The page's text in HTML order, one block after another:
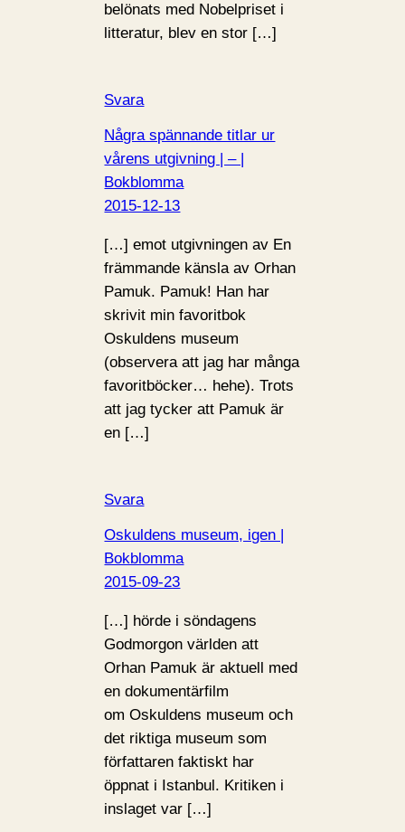
belönats med Nobelpriset i
litteratur, blev en stor […]
Svara
Några spännande titlar ur
vårens utgivning | – |
Bokblomma
2015-12-13
[…] emot utgivningen av En
främmande känsla av Orhan
Pamuk. Pamuk! Han har
skrivit min favoritbok
Oskuldens museum
(observera att jag har många
favoritböcker… hehe). Trots
att jag tycker att Pamuk är
en […]
Svara
Oskuldens museum, igen |
Bokblomma
2015-09-23
[…] hörde i söndagens
Godmorgon världen att
Orhan Pamuk är aktuell med
en dokumentärfilm
om Oskuldens museum och
det riktiga museum som
författaren faktiskt har
öppnat i Istanbul. Kritiken i
inslaget var […]